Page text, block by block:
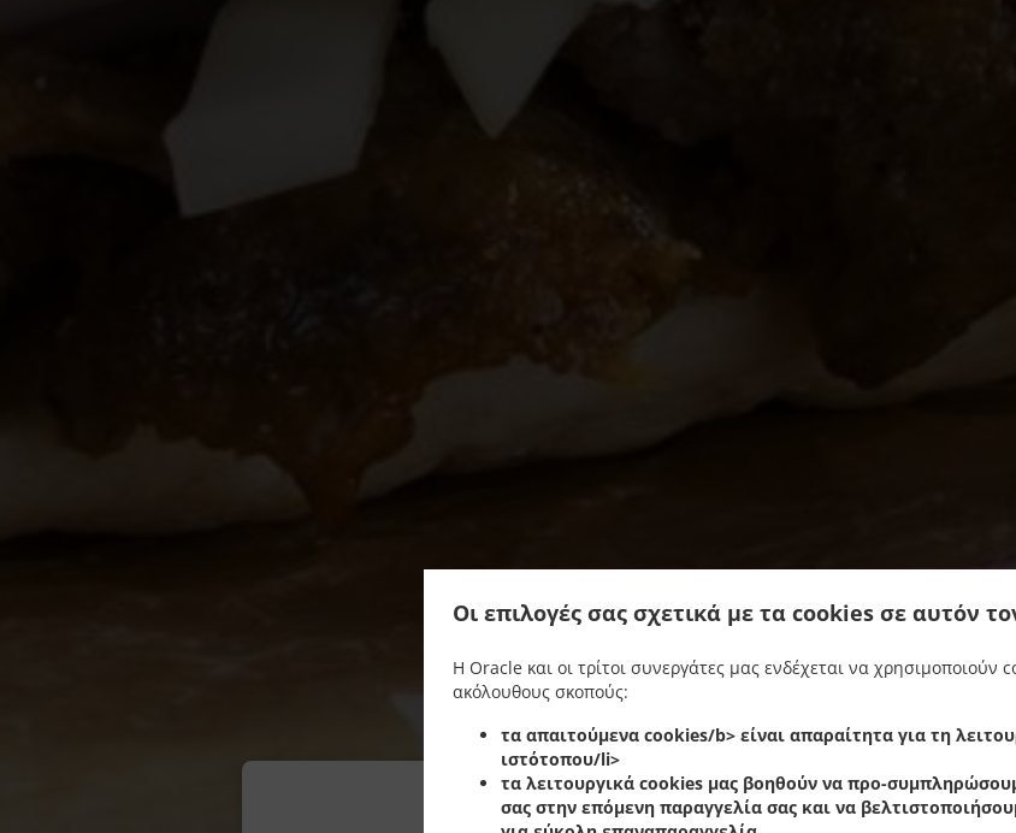
Οι επιλογές σας σχετικά με τα cookies σε αυτόν
Η Oracle και οι τρίτοι συνεργάτες μας ενδέχεται να χρησιμοποιούν
ακόλουθους σκοπούς:
τα απαιτούμενα cookies/b> είναι απαραίτητα για τη
ιστότοπου/li>
τα λειτουργικά cookies μας βοηθούν να προ-
σας στην επόμενη παραγγελία σας και να